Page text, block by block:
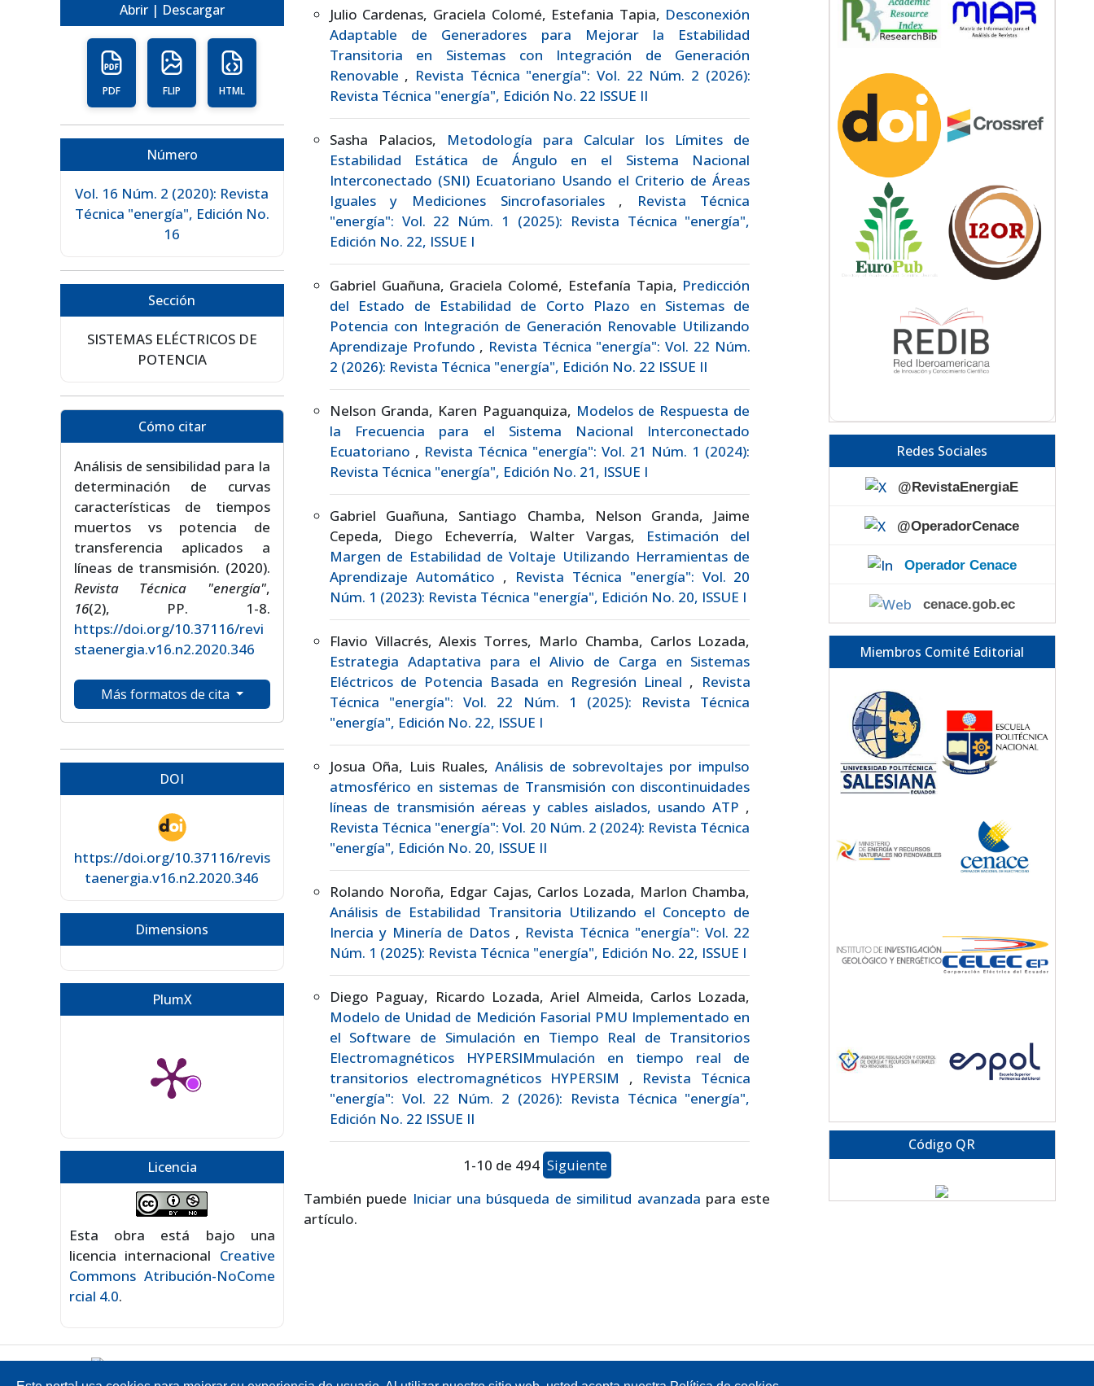
Abrir | Descargar
PDF FLIP HTML
Número
Vol. 16 Núm. 2 (2020): Revista
Técnica "energía", Edición No.
16
Sección
SISTEMAS ELÉCTRICOS DE
POTENCIA
Cómo citar
Análisis de sensibilidad para la
determinación de curvas
características de tiempos
muertos vs potencia de
transferencia aplicados a
líneas de transmisión. (2020).
Revista Técnica "energía",
16(2), PP. 1-8.
https://doi.org/10.37116/revi
staenergia.v16.n2.2020.346
Más formatos de cita
DOI
https://doi.org/10.37116/revis
taenergia.v16.n2.2020.346
Dimensions
PlumX
Licencia
Esta obra está bajo una
licencia internacional Creative
Commons Atribución-NoCome
rcial 4.0.
Julio Cardenas, Graciela Colomé, Estefania Tapia, Desconexión
Adaptable de Generadores para Mejorar la Estabilidad
Transitoria en Sistemas con Integración de Generación
Renovable , Revista Técnica "energía": Vol. 22 Núm. 2 (2026):
Revista Técnica "energía", Edición No. 22 ISSUE II
Sasha Palacios, Metodología para Calcular los Límites de
Estabilidad Estática de Ángulo en el Sistema Nacional
Interconectado (SNI) Ecuatoriano Usando el Criterio de Áreas
Iguales y Mediciones Sincrofasoriales , Revista Técnica
"energía": Vol. 22 Núm. 1 (2025): Revista Técnica "energía",
Edición No. 22, ISSUE I
Gabriel Guañuna, Graciela Colomé, Estefanía Tapia, Predicción
del Estado de Estabilidad de Corto Plazo en Sistemas de
Potencia con Integración de Generación Renovable Utilizando
Aprendizaje Profundo , Revista Técnica "energía": Vol. 22 Núm.
2 (2026): Revista Técnica "energía", Edición No. 22 ISSUE II
Nelson Granda, Karen Paguanquiza, Modelos de Respuesta de
la Frecuencia para el Sistema Nacional Interconectado
Ecuatoriano , Revista Técnica "energía": Vol. 21 Núm. 1 (2024):
Revista Técnica "energía", Edición No. 21, ISSUE I
Gabriel Guañuna, Santiago Chamba, Nelson Granda, Jaime
Cepeda, Diego Echeverría, Walter Vargas, Estimación del
Margen de Estabilidad de Voltaje Utilizando Herramientas de
Aprendizaje Automático , Revista Técnica "energía": Vol. 20
Núm. 1 (2023): Revista Técnica "energía", Edición No. 20, ISSUE I
Flavio Villacrés, Alexis Torres, Marlo Chamba, Carlos Lozada,
Estrategia Adaptativa para el Alivio de Carga en Sistemas
Eléctricos de Potencia Basada en Regresión Lineal , Revista
Técnica "energía": Vol. 22 Núm. 1 (2025): Revista Técnica
"energía", Edición No. 22, ISSUE I
Josua Oña, Luis Ruales,Análisis de sobrevoltajes por impulso
atmosférico en sistemas de Transmisión con discontinuidades
líneas de transmisión aéreas y cables aislados, usando ATP ,
Revista Técnica "energía": Vol. 20 Núm. 2 (2024): Revista Técnica
"energía", Edición No. 20, ISSUE II
Rolando Noroña, Edgar Cajas, Carlos Lozada, Marlon Chamba,
Análisis de Estabilidad Transitoria Utilizando el Concepto de
Inercia y Minería de Datos , Revista Técnica "energía": Vol. 22
Núm. 1 (2025): Revista Técnica "energía", Edición No. 22, ISSUE I
Diego Paguay, Ricardo Lozada, Ariel Almeida, Carlos Lozada,
Modelo de Unidad de Medición Fasorial PMU Implementado en
el Software de Simulación en Tiempo Real de Transitorios
Electromagnéticos HYPERSIMmulación en tiempo real de
transitorios electromagnéticos HYPERSIM , Revista Técnica
"energía": Vol. 22 Núm. 2 (2026): Revista Técnica "energía",
Edición No. 22 ISSUE II
1-10 de 494 Siguiente
También puede Iniciar una búsqueda de similitud avanzada para este
artículo.
Redes Sociales
@RevistaEnergiaE
@OperadorCenace
Operador Cenace
cenace.gob.ec
Miembros Comité Editorial
Código QR
Código Postal 17211991 / Mejía - Ecuador